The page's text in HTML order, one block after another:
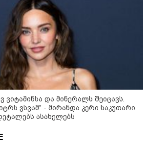
"ჩვენთვის ეს ეგზოტიკაა, ჩვენს
სტუმრებს ასე ვუხსნით - ბევრი
სანთელი, ეგზოტიკა და
რომანტიკული საღამოები" -
შალვა ალავერდაშვილი
ელექტროენერგიის გათიშვებზე
21:08 / 06-08-2026
"არ ვიცი, თუ ვინმე იცის, რასთან
არის დაკავშირებული ნია
იმნაძის 10 თვის თავზე დაკავება
- რა უნდა თქვას 16 წლის
ბავშვმა, რომელიც 9 თვის
განმავლობაში
წარმოუდგენელი
ყველა სიახლე
ვიტამინსა და მინერალს შეიცავს.
ვსვამ" - მირანდა კერი საკუთარი
ასახელებს